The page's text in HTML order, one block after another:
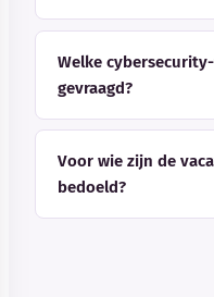
Welke
gevraagd?
Voor wie zijn de
bedoeld?